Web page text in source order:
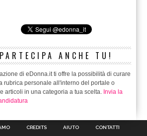
PARTECIPA ANCHE TU!
di eDonna.it ti offre la possibilità di curare
rubrica personale all'interno del portale o
articoli in una categoria a tua scelta. Invia la
CREDITS AIUTO CONTATTI